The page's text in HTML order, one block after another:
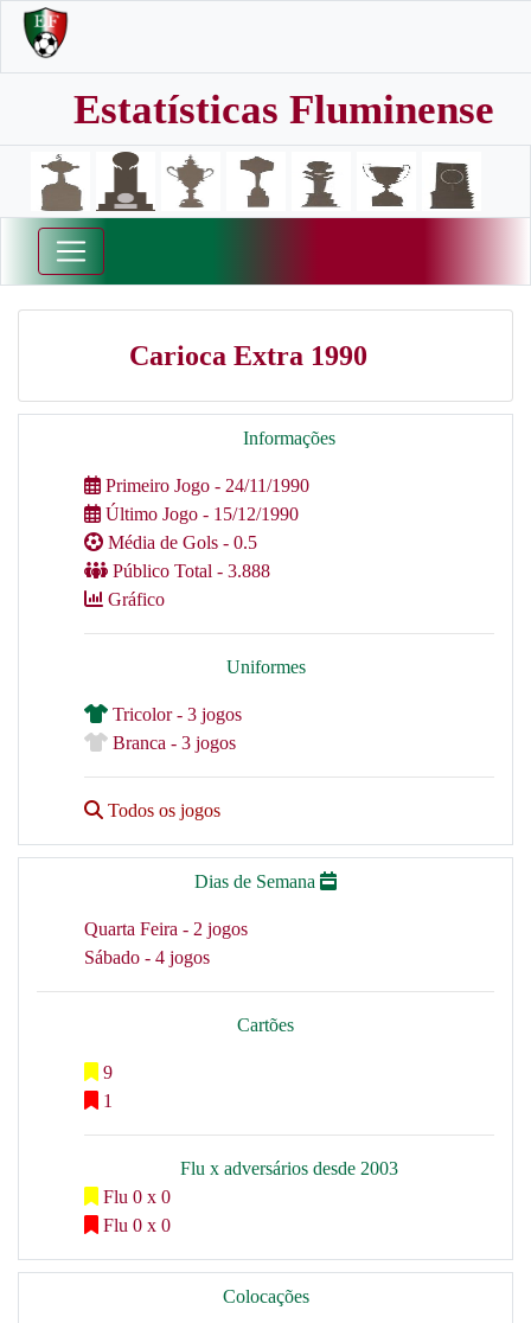
Estatísticas Fluminense
Carioca Extra 1990
Informações
Primeiro Jogo - 24/11/1990
Último Jogo - 15/12/1990
Média de Gols - 0.5
Público Total - 3.888
Gráfico
Uniformes
Tricolor - 3 jogos
Branca - 3 jogos
Todos os jogos
Dias de Semana
Quarta Feira - 2 jogos
Sábado - 4 jogos
Cartões
9
1
Flu x adversários desde 2003
Flu 0 x 0
Flu 0 x 0
Colocações